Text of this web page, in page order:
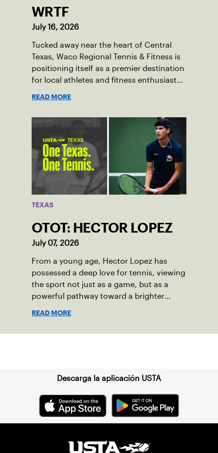
WRTF
July 16, 2026
Tucked away near the heart of Central
Texas, Waco Regional Tennis & Fitness is
positioning itself as a premier destination
for local athletes and fitness enthusiasts
READ MORE
TEXAS
OTOT: HECTOR LOPEZ
July 07, 2026
From a young age, Hector Lopez has
possessed a deep love for tennis, viewing
the sport not just as a game, but as a
powerful pathway toward a brighter
READ MORE
Descarga la aplicación USTA